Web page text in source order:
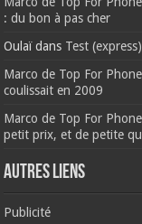
: du bon à pas cher
Oulaïdans Test
Marco de Top For Phone
coulissait en 2009
Marco de Top For Phone
petit prix, et de petite
AUTRES LIENS
Publicité